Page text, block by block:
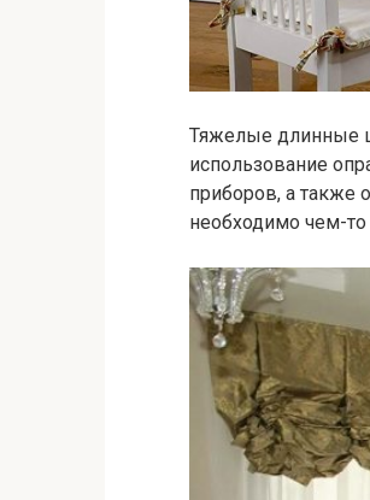
Тяжелые длинные
использование
приборов, а также
необходимо чем-то